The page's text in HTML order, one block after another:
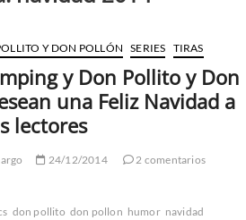
Y DON POLLÓN SERIES TIRAS
y Don Pollito y Don
una Feliz Navidad a
lectores
24/12/2014
2 comentarios
don pollito don pollon humor navidad